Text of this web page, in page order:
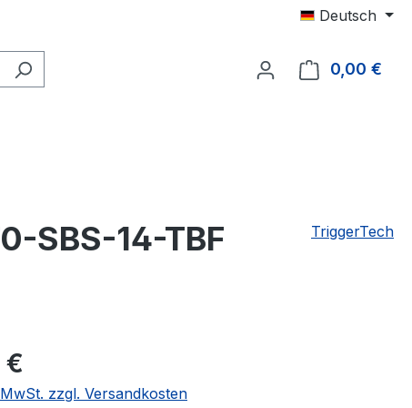
Deutsch
0,00 €
SBS-14-TBF
TriggerTech
€
zzgl. Versandkosten